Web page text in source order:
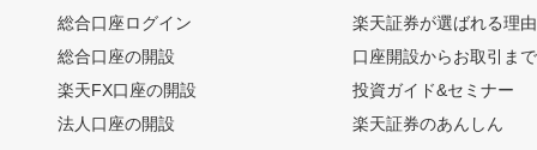
総合口座ログイン
総合口座の開設
楽天FX口座の開設
法人口座の開設
楽天証券が選ばれる理由
口座開設からお取引ま
投資ガイド&セミナー
楽天証券のあんしん